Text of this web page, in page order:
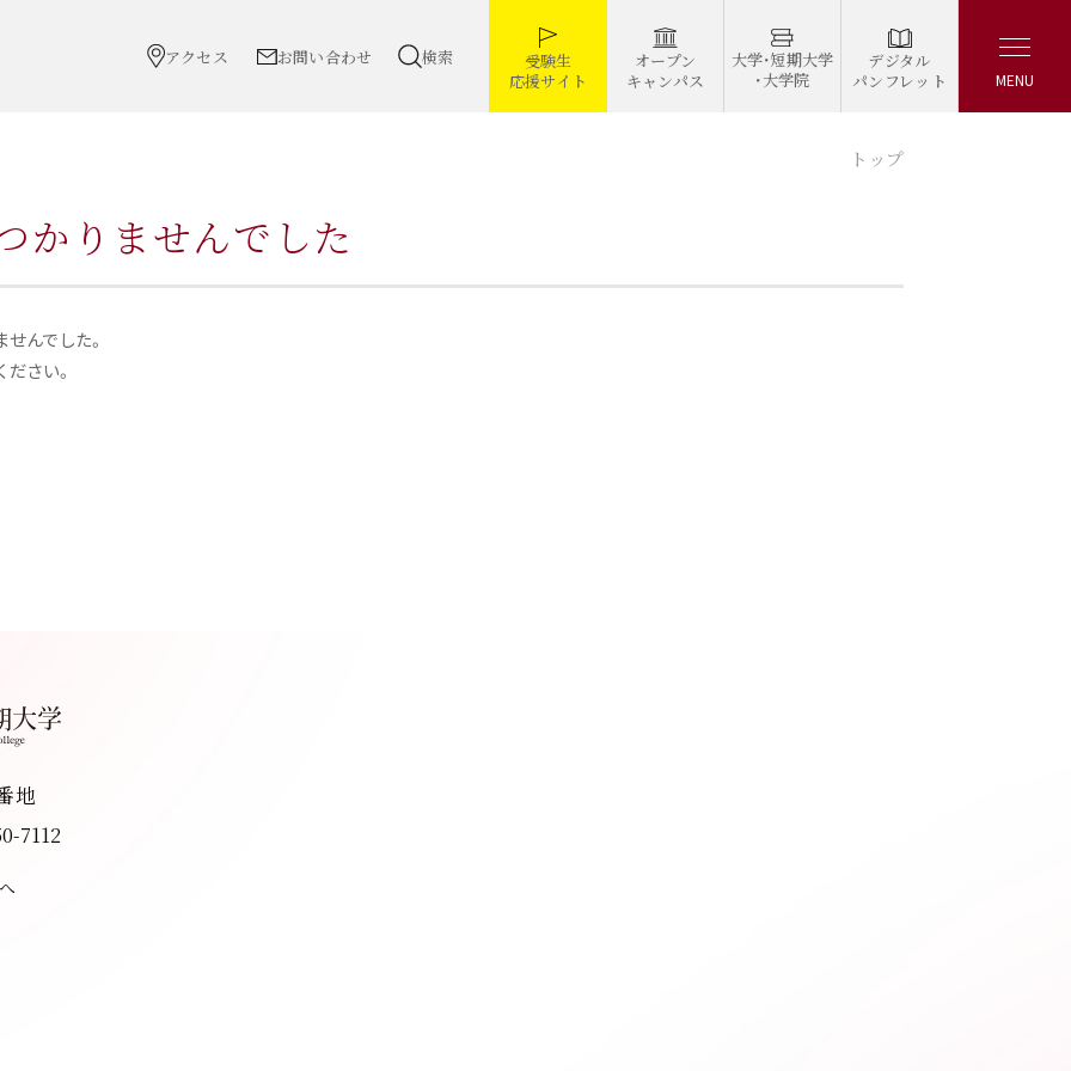
アクセス お問い合わせ 検索
受験生
応援サイト
オープン
キャンパス
大学・短期大学
・大学院
デジタル
パンフレット
MENU
トップ
かりませんでした
んでした。
さい。
地
7112